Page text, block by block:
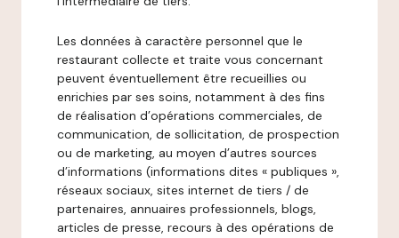
Les données à caractère personnel que le
restaurant collecte et traite vous concernant
peuvent éventuellement être recueillies ou
enrichies par ses soins, notamment à des fins
de réalisation d’opérations commerciales, de
communication, de sollicitation, de prospection
ou de marketing, au moyen d’autres sources
d’informations (informations dites « publiques »,
réseaux sociaux, sites internet de tiers / de
partenaires, annuaires professionnels, blogs,
articles de presse, recours à des opérations de